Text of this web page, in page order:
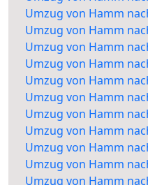
Umzug von Hamm
Umzug von Hamm
Umzug von Hamm
Umzug von Hamm
Umzug von Hamm
Umzug von Hamm
Umzug von Hamm
Umzug von Hamm
Umzug von Hamm
Umzug von Hamm
Umzug von Hamm